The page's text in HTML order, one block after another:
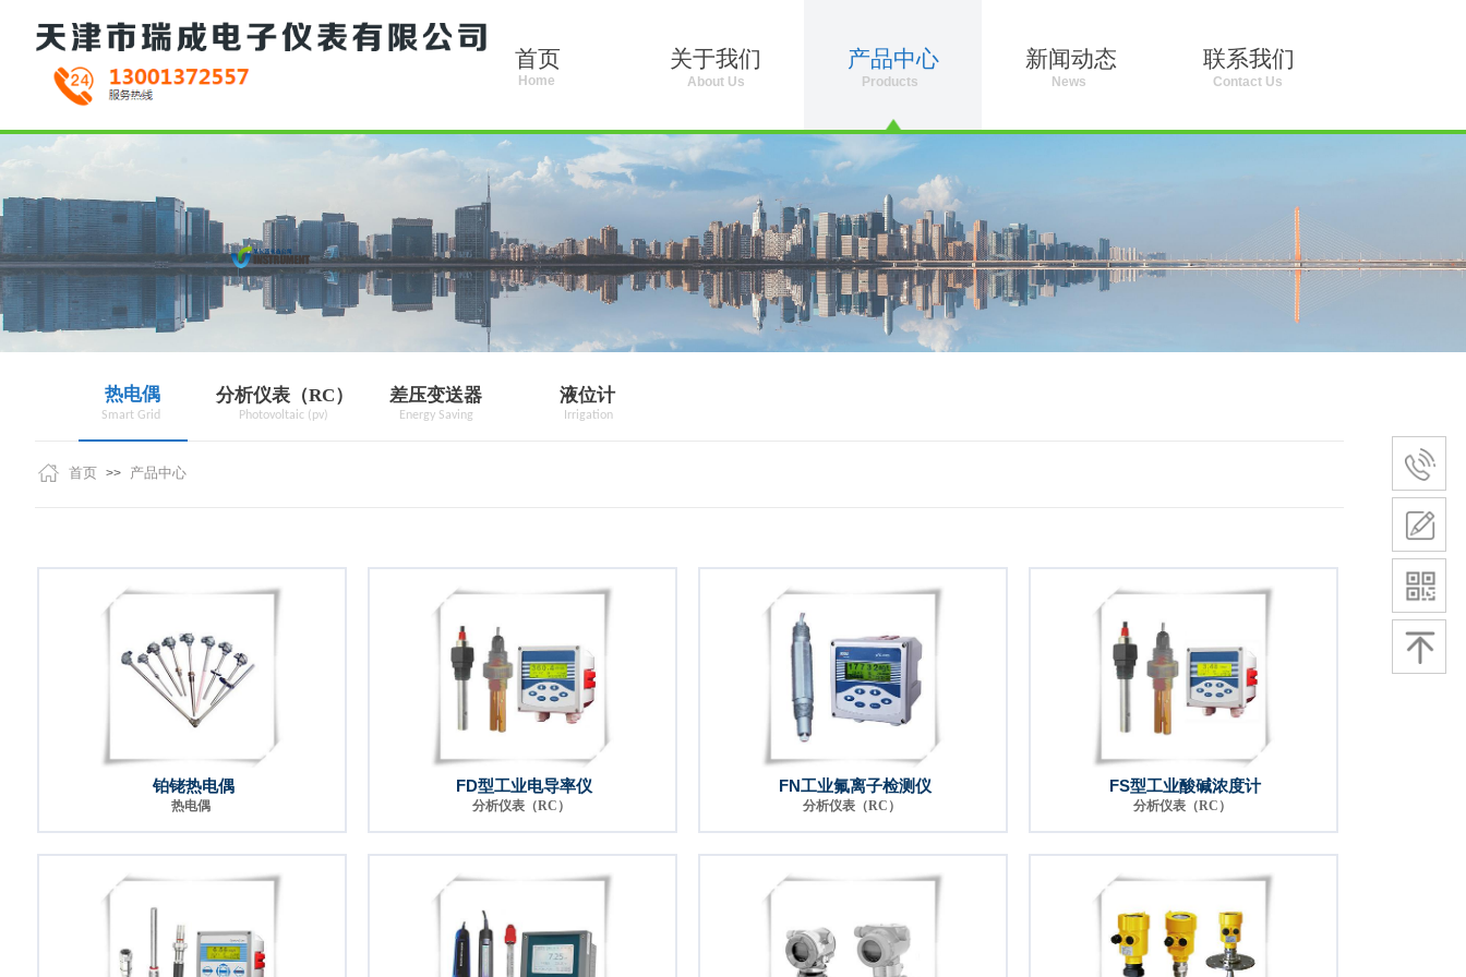
TECHNOLOGY CREATES THE FUTURE, TECHNOLOGY LEADS THE WORLD.
热电偶 分析仪表（RC） 差压变送器 液位计
Energy Saving
Photovoltaic (pv) Irrigation
Smart Grid
首页 >> 产品中心
铂铑热电偶
热电偶
FD型工业电导率仪
分析仪表（RC）
FN工业氟离子检测仪
分析仪表（RC）
FS型工业酸碱浓度计
分析仪表（RC）
首页 关于我们 产品中心 新闻动态 联系我们
Home About Us Products News Contact Us